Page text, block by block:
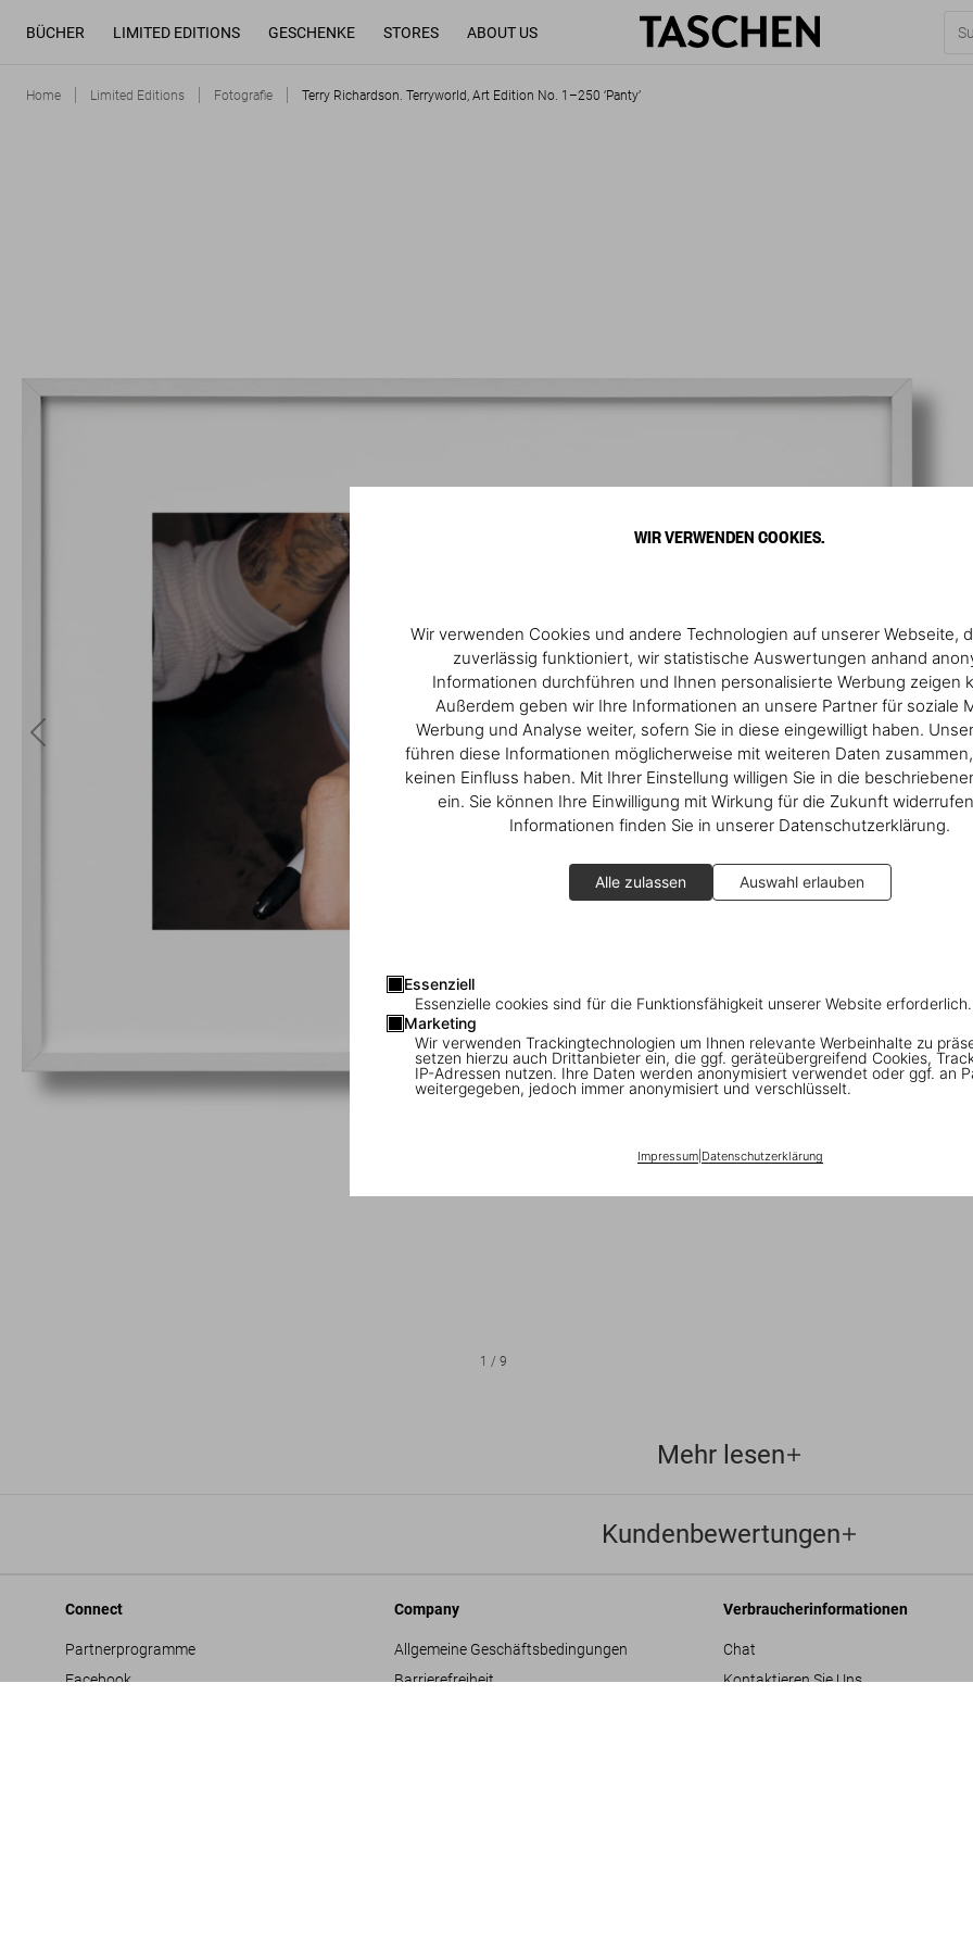
WIR VERWENDEN COOKIES.
Wir verwenden Cookies und andere Technologien auf unserer Webseite,
zuverlässig funktioniert, wir statistische Auswertungen anhand
Informationen durchführen und Ihnen personalisierte Werbung zeigen
Außerdem geben wir Ihre Informationen an unsere Partner für soziale
Werbung und Analyse weiter, sofern Sie in diese eingewilligt haben.
führen diese Informationen möglicherweise mit weiteren Daten
keinen Einfluss haben. Mit Ihrer Einstellung willigen Sie in die
ein. Sie können Ihre Einwilligung mit Wirkung für die Zukunft
Informationen finden Sie in unserer Datenschutzerklärung.
Alle zulassen Auswahl erlauben
Essenziell
Essenzielle cookies sind für die Funktionsfähigkeit unserer Website erforderlich.
Marketing
Wir verwenden Trackingtechnologien um Ihnen relevante Werbeinhalte zu
setzen hierzu auch Drittanbieter ein, die ggf. geräteübergreifend Cookies,
IP-Adressen nutzen. Ihre Daten werden anonymisiert verwendet oder ggf. an
weitergegeben, jedoch immer anonymisiert und verschlüsselt.
Impressum| Datenschutzerklärung
BÜCHER LIMITED EDITIONS GESCHENKE STORES ABOUT US
Home Limited Editions Fotografie Terry Richardson. Terryworld, Art Edition No. 1–250 ‘Panty’
1 /9
Mehr lesen
Kundenbewertungen
Connect
Partnerprogramme
Facebook
Company
Allgemeine Geschäftsbedingungen
Barrierefreiheit
Verbraucherinformationen
Chat
Kontaktieren Sie Uns